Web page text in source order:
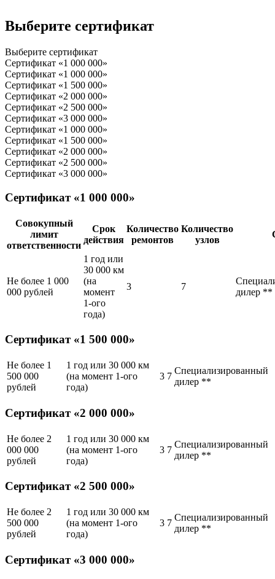
Выберите сертификат
Выберите сертификат
Сертификат «1 000 000»
Сертификат «1 000 000»
Сертификат «1 500 000»
Сертификат «2 000 000»
Сертификат «2 500 000»
Сертификат «3 000 000»
Сертификат «1 000 000»
Сертификат «1 500 000»
Сертификат «2 000 000»
Сертификат «2 500 000»
Сертификат «3 000 000»
Сертификат «1 000 000»
Совокупный
лимит
ответственности
Срок
действия
Количество
ремонтов
Количество
узлов
Не более 1 000
000 рублей
1 год или
30 000 км
(на
момент
1-ого
года)
3 7
дилер **
Сертификат «1 500 000»
Не более 1
500 000
рублей
1 год или 30 000 км
(на момент 1-ого
года)
3 7
Специализированный
дилер **
Сертификат «2 000 000»
Не более 2
000 000
рублей
1 год или 30 000 км
(на момент 1-ого
года)
3 7
Специализированный
дилер **
Сертификат «2 500 000»
Не более 2
500 000
рублей
1 год или 30 000 км
(на момент 1-ого
года)
3 7
Специализированный
дилер **
Сертификат «3 000 000»